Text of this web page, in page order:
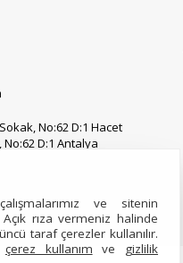
ve sitenin
rıza vermeniz halinde
taraf çerezler kullanılır.
çerez kullanım ve gizlilik
No:62 D:1 Hacet
D:1 Antalya